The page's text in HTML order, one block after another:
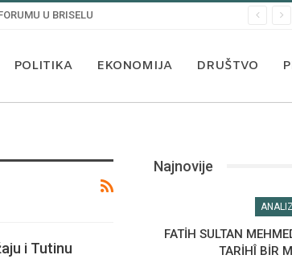
U BRISELU
POLITIKA EKONOMIJA DRUŠTVO
i Tutinu
Najnovije
FATİH SULTAN
TARİHÎ BİR